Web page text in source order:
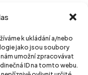
k ukládání a/nebo
jako jsou soubory
umožní zpracovávat
ID na tomto webu.